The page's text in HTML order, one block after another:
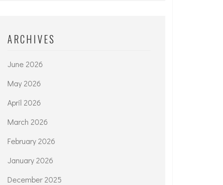
ARCHIVES
June 2026
May 2026
April 2026
March 2026
February 2026
January 2026
December 2025